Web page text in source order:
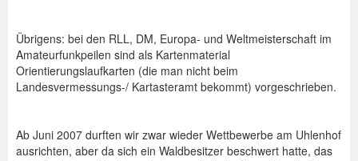
Übrigens: bei den RLL, DM, Europa- und Weltmeisterschaft im
Amateurfunkpeilen sind als Kartenmaterial
Orientierungslaufkarten (die man nicht beim
Landesvermessungs-/ Kartasteramt bekommt) vorgeschrieben.
Ab Juni 2007 durften wir zwar wieder Wettbewerbe am Uhlenhof
ausrichten, aber da sich ein Waldbesitzer beschwert hatte, das